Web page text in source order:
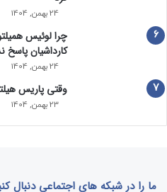
24 بهمن, 1404
چرا لوئیس
کارداشیان پاسخ
24 بهمن, 1404
وقتی پاریس
23 بهمن, 1404
ما را در شبکه های اجتماعی دنبال